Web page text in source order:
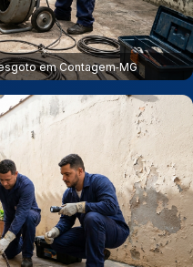
em Contagem‑MG